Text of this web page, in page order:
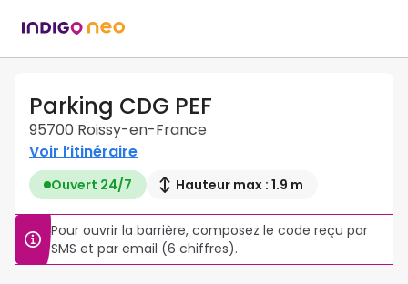
Parking CDG PEF
95700 Roissy-en-France
Voir l’itinéraire
Ouvert 24/7 Hauteur max : 1.9 m
Pour ouvrir la barrière, composez le code reçu par
SMS et par email (6 chiffres).